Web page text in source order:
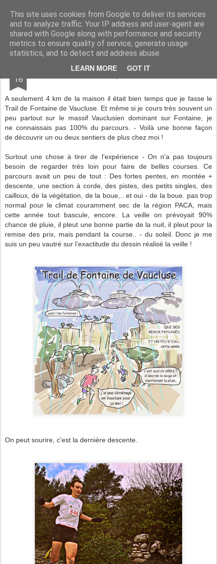
This site uses cookies from Google to deliver its services
and to analyze traffic. Your IP address and user-agent are
shared with Google along with performance and security
metrics to ensure quality of service, generate usage
statistics, and to detect and address abuse.
LEARN MORE GOT IT
www.andysymonds.fr : les courses, les photos, les dessins...
BLOG DRAW RACE RUN
16 Fontaines de pluie et de soleil
A seulement 4 km de la maison il était bien temps que je fasse le
Trail de Fontaine de Vaucluse. Et même si je cours très souvent un
peu partout sur le massif Vauclusien dominant sur Fontaine, je
ne connaissais pas 100% du parcours. - Voilà une bonne façon
de découvrir un ou deux sentiers de plus chez moi !
Surtout une chose à tirer de l’expérience - On n'a pas toujours
besoin de regarder très loin pour faire de belles courses. Ce
parcours avait un peu de tout : Des fortes pentes, en montée +
descente, une section à corde, des pistes, des petits singles, des
cailloux, de la végétation, de la boue,.. et oui - de la boue. pas trop
normal pour le climat couramment sec de la région PACA, mais
cette année tout bascule, encore. La veille on prévoyait 90%
chance de pluie, il pleut une bonne partie de la nuit, il pleut pour la
remise des prix, mais pendant la course.. - du soleil. Donc je me
suis un peu vautré sur l’exactitude du dessin réalisé la veille !
On peut sourire, c'est la dernière descente.